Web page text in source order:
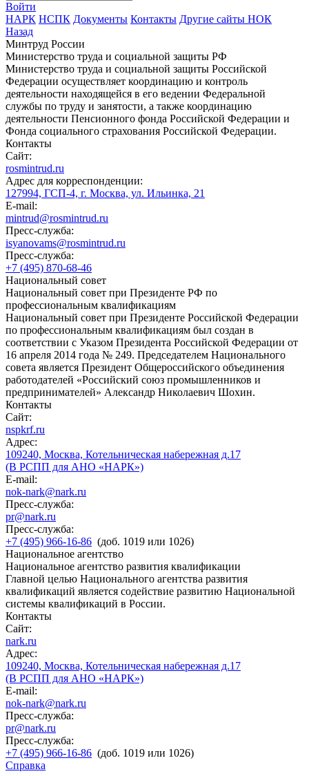
Войти
НАРК НСПК Документы Контакты Другие сайты НОК
Назад
Минтруд России
Министерство труда и социальной защиты РФ
Министерство труда и социальной защиты Российской
Федерации осуществляет координацию и контроль
деятельности находящейся в его ведении Федеральной
службы по труду и занятости, а также координацию
деятельности Пенсионного фонда Российской Федерации и
Фонда социального страхования Российской Федерации.
Контакты
Сайт:
rosmintrud.ru
Адрес для корреспонденции:
127994, ГСП-4, г. Москва, ул. Ильинка, 21
E-mail:
mintrud@rosmintrud.ru
Пресс-служба:
isyanovams@rosmintrud.ru
Пресс-служба:
+7 (495) 870-68-46
Национальный совет
Национальный совет при Президенте РФ по
профессиональным квалификациям
Национальный совет при Президенте Российской Федерации
по профессиональным квалификациям был создан в
соответствии с Указом Президента Российской Федерации от
16 апреля 2014 года № 249. Председателем Национального
совета является Президент Общероссийского объединения
работодателей «Российский союз промышленников и
предпринимателей» Александр Николаевич Шохин.
Контакты
Сайт:
nspkrf.ru
Адрес:
109240, Москва, Котельническая набережная д.17
(В РСПП для АНО «НАРК»)
E-mail:
nok-nark@nark.ru
Пресс-служба:
pr@nark.ru
Пресс-служба:
+7 (495) 966-16-86 (доб. 1019 или 1026)
Национальное агентство
Национальное агентство развития квалификации
Главной целью Национального агентства развития
квалификаций является содействие развитию Национальной
системы квалификаций в России.
Контакты
Сайт:
nark.ru
Адрес:
109240, Москва, Котельническая набережная д.17
(В РСПП для АНО «НАРК»)
E-mail:
nok-nark@nark.ru
Пресс-служба:
pr@nark.ru
Пресс-служба:
+7 (495) 966-16-86 (доб. 1019 или 1026)
Справка